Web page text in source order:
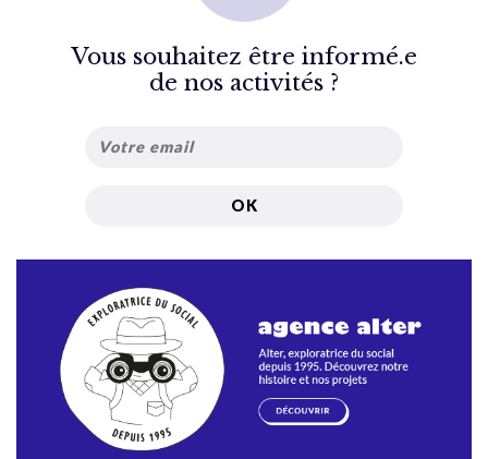
Vous souhaitez être informé.e
de nos activités ?